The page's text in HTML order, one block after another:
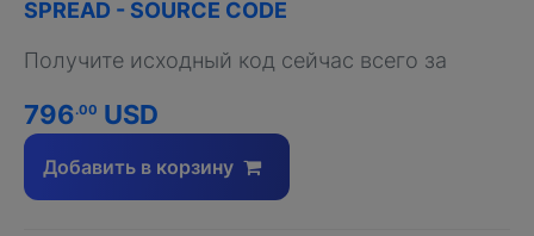
SPREAD - SOURCE CODE
Получите исходный код сейчас всего за
796.00 USD
Добавить в корзину